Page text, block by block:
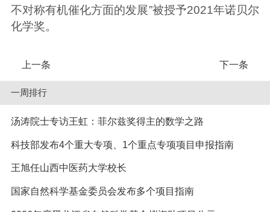
不对称有机催化方面的发展”被授予2021年诺贝尔
化学奖。
上一条 下一条
一周排行
汤涛院士专访王虹：菲尔兹奖得主的数学之路
科技部发布4个重大专项、1个重点专项项目申报指南
王旭任山西中医药大学校长
国家自然科学基金委员会发布多个项目指南